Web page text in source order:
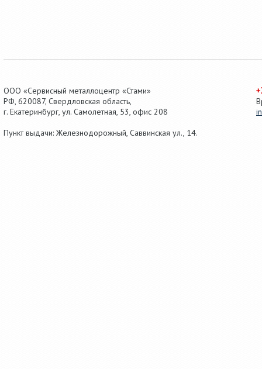
ООО «Сервисный металлоцентр «Стами»
РФ, 620087, Свердловская область,
г. Екатеринбург, ул. Самолетная, 53, офис 208
Пункт выдачи: Железнодорожный, Саввинская ул., 14.